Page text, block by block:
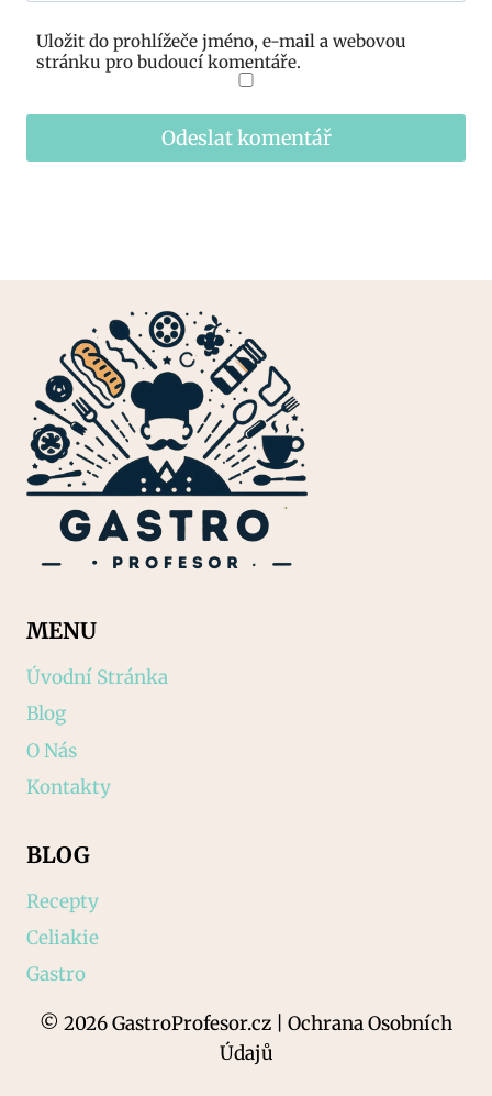
Uložit do prohlížeče jméno, e-mail a webovou
stránku pro budoucí komentáře.
MENU
Úvodní Stránka
Blog
O Nás
Kontakty
BLOG
Recepty
Celiakie
Gastro
© 2026 GastroProfesor.cz | Ochrana Osobních
Údajů